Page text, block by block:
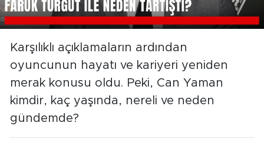
Karşılıklı açıklamaların ardından
oyuncunun hayatı ve kariyeri yeniden
merak konusu oldu. Peki, Can Yaman
kimdir, kaç yaşında, nereli ve neden
gündemde?